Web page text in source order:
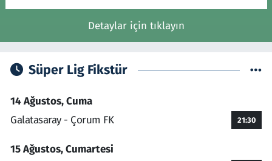
Detaylar için tıklayın
Süper Lig Fikstür
14 Ağustos, Cuma
Galatasaray - Çorum FK
21:30
15 Ağustos, Cumartesi